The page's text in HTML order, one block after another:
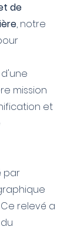
de
, notre
mission
et
par
relevé a